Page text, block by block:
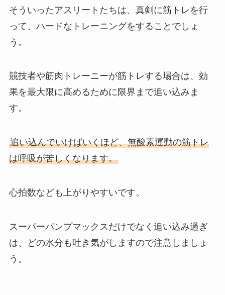
そういったアスリートたちは、真剣に筋トレを行
って、ハードなトレーニングをすることでしょ
う。
競技者や筋肉トレーニーが筋トレする場合は、効
果を最大限に高めるために限界まで追い込みま
す。
追い込んでいけばいくほど、無酸素運動の筋トレ
は呼吸が苦しくなります。
心拍数なども上がりやすいです。
スーパーパンプマックスだけでなく追い込み過ぎ
は、どの水分も吐き気がしますので注意しましょ
う。